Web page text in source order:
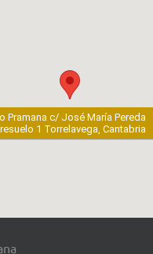
Pramana c/ José María Pereda
1 Torrelavega, Cantabria